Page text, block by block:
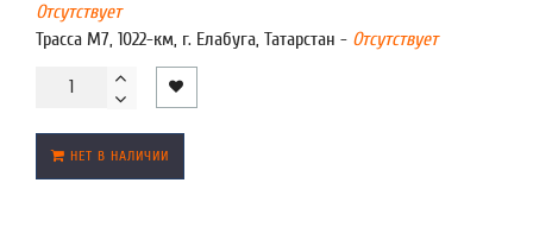
Отсутствует
Трасса М7, 1022-км, г. Елабуга, Татарстан - Отсутствует
НЕТ В НАЛИЧИИ